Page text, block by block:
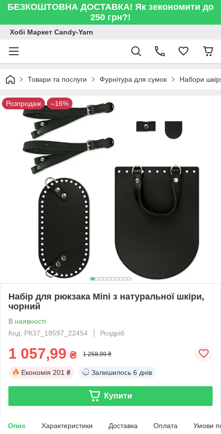
БЕЗКОШТОВНА ДОСТАВКА! Як зекономити до
250 грн?!
Хобі Маркет Candy-Yarn
Товари та послуги Фурнітура для сумок Набори
Розпродаж –16%
Набір для рюкзака Mini з натуральної шкіри,
чорний
В наявності
Код: PК37_18597_22454
Роздріб
1 057,99 ₴ 1 258,99 ₴
Економія 201 ₴ Залишилось 6 днів
Купити
Опис Характеристики Доставка Оплата Умови